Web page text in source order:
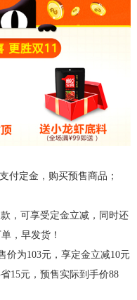
付定金，购买预售商品；
，可享受定金立减，同时还
，早发货！
价为103元，享定金立减10元
15元，预售实际到手价88